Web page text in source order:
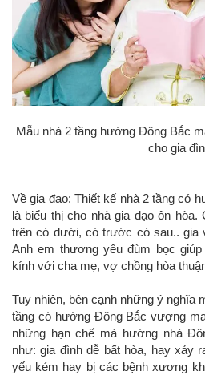
Mẫu nhà 2 tầng hướng Đông Bắc
cho gia
Về gia đạo: Thiết kế nhà 2 tầng có
là biểu thị cho nhà gia đạo ôn
trên có dưới, có trước có sau.. gia
Anh em thương yêu đùm bọc
kính với cha mẹ, vợ chồng hòa
Tuy nhiên, bên cạnh những ý nghĩa
tầng có hướng Đông Bắc vượng
những hạn chế mà hướng nhà
như: gia đình dễ bất hòa, hay xảy
yếu kém hay bị các bệnh xương